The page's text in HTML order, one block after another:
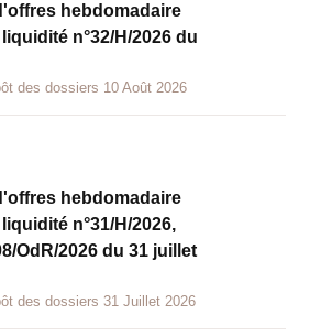
hebdomadaire
n°32/H/2026 du
des dossiers 10 Août 2026
hebdomadaire
n°31/H/2026,
OdR/2026 du 31 juillet
des dossiers 31 Juillet 2026